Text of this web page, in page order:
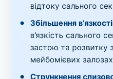
відтоку сального
Збільшення
в’язкість сального
застою та розвитку
мейбомієвих
Стрункнення